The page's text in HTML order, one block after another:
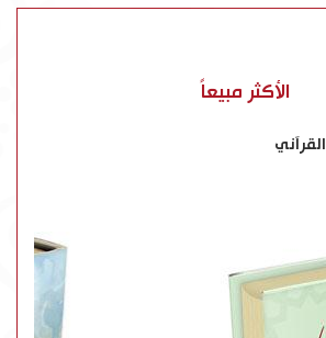
الأكثر مبيعاً
قبسات من البيان القرآني